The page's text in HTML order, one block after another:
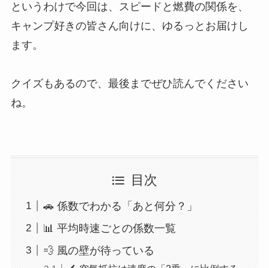
というわけで今回は、スピードと燃費の関係を、
キャンプ好きの皆さん向けに、ゆるっとお届けし
ます。
クイズもあるので、最後までぜひ読んでください
ね。
目次
🚗 係数でわかる「あと何分？」
📊 平均時速ごとの係数一覧
💨 風の壁が待っている